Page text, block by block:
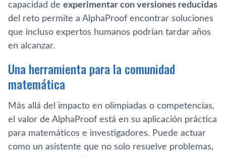
capacidad de experimentar con versiones reducidas
del reto permite a AlphaProof encontrar soluciones
que incluso expertos humanos podrían tardar años
en alcanzar.
Una herramienta para la comunidad
matemática
Más allá del impacto en olimpiadas o competencias,
el valor de AlphaProof está en su aplicación práctica
para matemáticos e investigadores. Puede actuar
como un asistente que no solo resuelve problemas,